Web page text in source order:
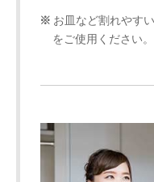
お皿など割れやす
をご使用ください。